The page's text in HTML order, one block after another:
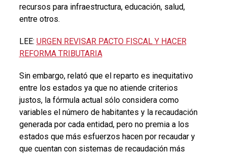
recursos para infraestructura, educación, salud,
entre otros.
LEE: URGEN REVISAR PACTO FISCAL Y HACER
REFORMA TRIBUTARIA
Sin embargo, relató que el reparto es inequitativo
entre los estados ya que no atiende criterios
justos, la fórmula actual sólo considera como
variables el número de habitantes y la recaudación
generada por cada entidad, pero no premia a los
estados que más esfuerzos hacen por recaudar y
que cuentan con sistemas de recaudación más